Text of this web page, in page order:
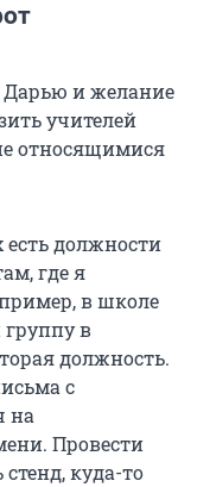
Дарью и желание
учителей
относящимися
должности
где я
в школе
группу в
должность.
с
на
Провести
куда-то